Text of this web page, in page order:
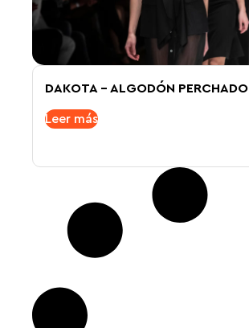
DAKOTA – ALGODÓN PERCHADO
Leer más